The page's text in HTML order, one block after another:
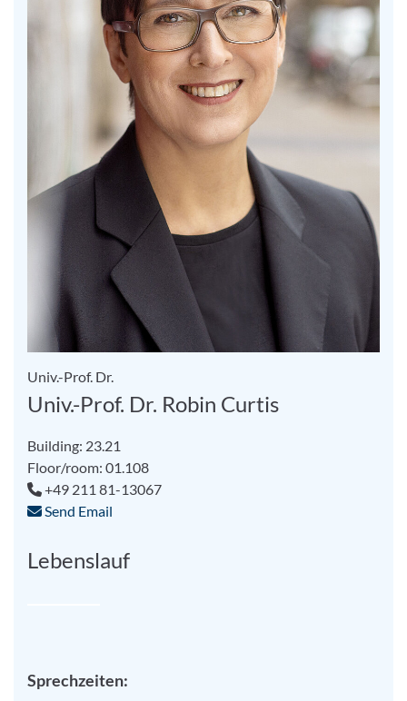
Univ.-Prof. Dr.
Univ.-Prof. Dr. Robin Curtis
Building: 23.21
Floor/room: 01.108
+49 211 81-13067
Send Email
Lebenslauf
Sprechzeiten: